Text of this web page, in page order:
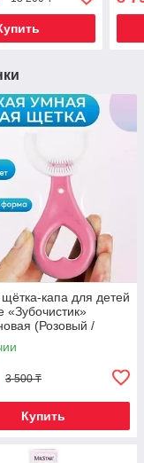
капа для детей
«Зубочистик»
(Розовый /
3 500 ₸
Купить